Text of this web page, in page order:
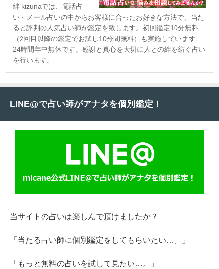
絆 kizunaでは、電話占
い・メール占いの中からお客様に合ったお好きな方法で、当た
ると評判の人気占い師が鑑定を致します。初回鑑定10分無料
（2回目以降の鑑定でお試し10分間無料）も実施しています。
24時間年中無休です。感謝と真心を大切に人との絆を紡ぐ占い
を行います。
LINE@で占い師がアナタを個別鑑定！
当サイトの占いは楽しんで頂けましたか？
「当たる占い師に個別鑑定をしてもらいたい…。」
「もっと無料の占いを試して見たい…。」